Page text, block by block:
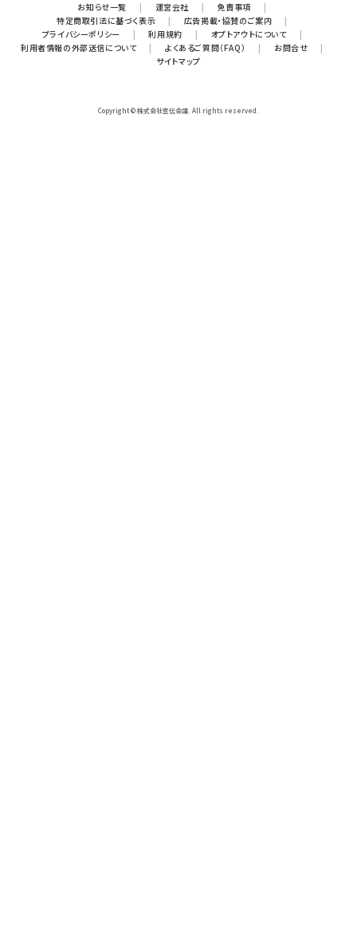
お知らせ一覧 | 運営会社 | 免責事項
|
特定商取引法に基づく表示
| 広告掲載・協賛のご案内
|
プライバシーポリシー
| 利用規約 | オプトアウトについて
|
利用者情報の外部送信について
| よくあるご質問（FAQ） | お問合せ
|
サイトマップ
Copyright © 株式会社宣伝会議. All rights reserved.